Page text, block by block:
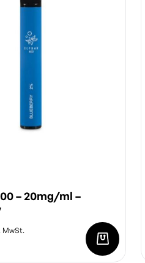
– 20mg/ml –
MwSt.